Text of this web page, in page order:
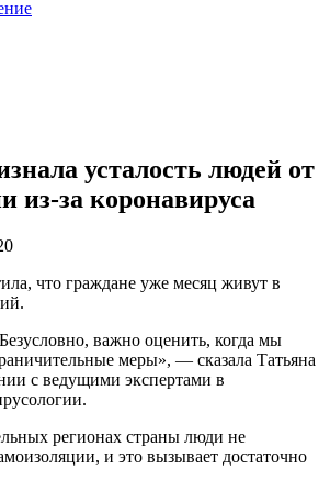
усталость людей от
из-за коронавируса
что граждане уже месяц живут в
важно оценить, когда мы
меры», — сказала Татьяна
с ведущими экспертами в
регионах страны люди не
и это вызывает достаточно